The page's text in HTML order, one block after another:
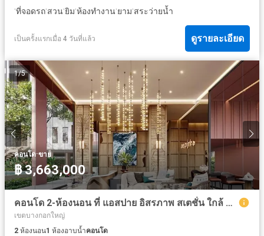
·ที่จอดรถ·สวน·ยิม·ห้องทำงาน·ยาม·สระว่ายน้ำ
เป็นครั้งแรกเมื่อ 4 วันที่แล้ว ดูรายละเอียด
1/5
คอนโด·ขาย
฿ 3,663,000
คอนโด 2-ห้องนอน ที่ แอสปาย อิสรภาพ สเตชั่น ใกล้ MRT สนามไชย
เขตบางกอกใหญ่
2 ห้องนอน1 ห้องอาบน้ำคอนโด